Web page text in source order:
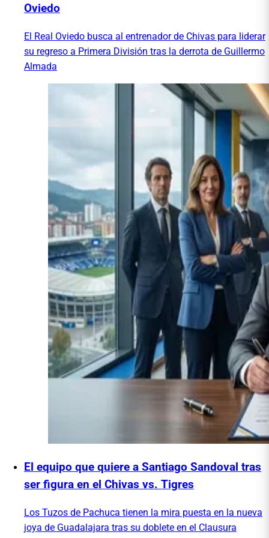
Oviedo
El Real Oviedo busca al entrenador de Chivas para liderar
su regreso a Primera División tras la derrota de Guillermo
Almada
El equipo que quiere a Santiago Sandoval tras
ser figura en el Chivas vs. Tigres
Los Tuzos de Pachuca tienen la mira puesta en la nueva
joya de Guadalajara tras su doblete en el Clausura